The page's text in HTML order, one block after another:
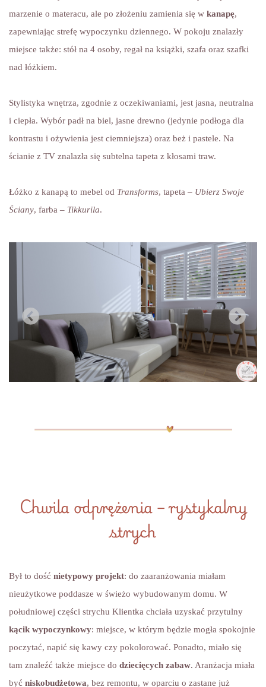
marzenie o materacu, ale po złożeniu zamienia się w kanapę,
zapewniając strefę wypoczynku dziennego. W pokoju znalazły
miejsce także: stół na 4 osoby, regał na książki, szafa oraz szafki
nad łóżkiem.
Stylistyka wnętrza, zgodnie z oczekiwaniami, jest jasna, neutralna
i ciepła. Wybór padł na biel, jasne drewno (jedynie podłoga dla
kontrastu i ożywienia jest ciemniejsza) oraz beż i pastele. Na
ścianie z TV znalazła się subtelna tapeta z kłosami traw.
Łóżko z kanapą to mebel od Transforms, tapeta – Ubierz Swoje
Ściany, farba – Tikkurila.
Chwila odprężenia – rystykalny
strych
Był to dość nietypowy projekt: do zaaranżowania miałam
nieużytkowe poddasze w świeżo wybudowanym domu. W
południowej części strychu Klientka chciała uzyskać przytulny
kącik wypoczynkowy: miejsce, w którym będzie mogła spokojnie
poczytać, napić się kawy czy pokolorować. Ponadto, miało się
tam znaleźć także miejsce do dziecięcych zabaw. Aranżacja miała
być niskobudżetowa, bez remontu, w oparciu o zastane już